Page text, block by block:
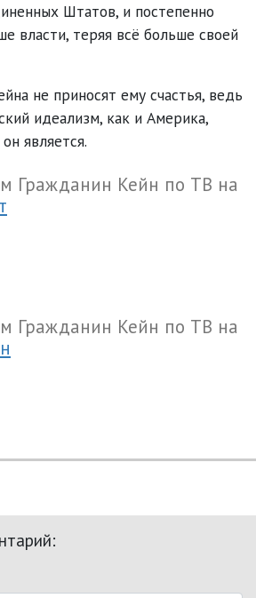
Штатов, и постепенно
власти, теряя всё больше своей
не приносят ему счастья, ведь
идеализм, как и Америка,
является.
Гражданин Кейн по ТВ на
Гражданин Кейн по ТВ на